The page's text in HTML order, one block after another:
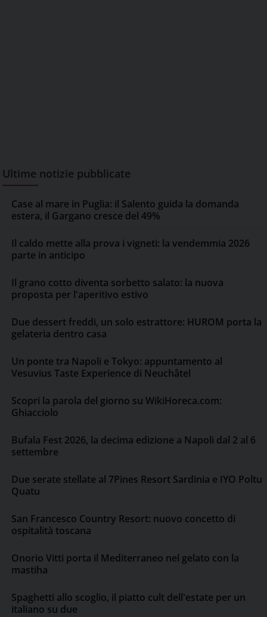
Ultime notizie pubblicate
Case al mare in Puglia: il Salento guida la domanda
estera, il Gargano cresce del 49%
Il caldo mette alla prova i vigneti: la vendemmia 2026
parte in anticipo
Il grano cotto diventa sorbetto salato: la nuova
proposta per l'aperitivo estivo
Due dessert freddi, un solo estrattore: HUROM porta la
gelateria dentro casa
Un ponte tra Napoli e Tokyo: appuntamento al
Vesuvius Taste Experience di Neuchâtel
Scopri la parola del giorno su WikiHoreca.com:
Ghiacciolo
Bufala Fest 2026, la decima edizione a Napoli dal 2 al 6
settembre
Due serate stellate al 7Pines Resort Sardinia e IYO Poltu
Quatu
San Francesco Country Resort: nuovo concetto di
ospitalità toscana
Onorio Vitti porta il Mediterraneo nel gelato con la
mastiha
Spaghetti allo scoglio, il piatto cult dell'estate per un
italiano su due